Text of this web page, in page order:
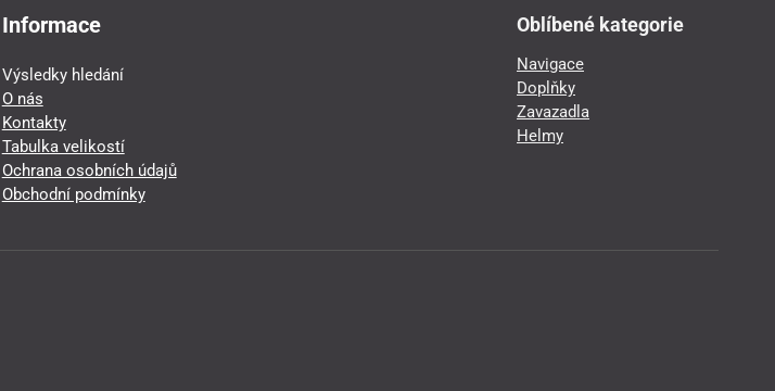
Informace
Výsledky hledání
O nás
Kontakty
Tabulka velikostí
Ochrana osobních údajů
Obchodní podmínky
Oblíbené kategorie
Navigace
Doplňky
Zavazadla
Helmy